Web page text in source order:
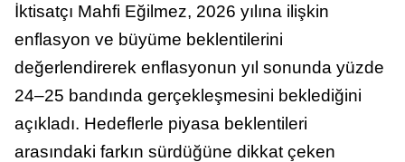
İktisatçı Mahfi Eğilmez, 2026 yılına ilişkin
enflasyon ve büyüme beklentilerini
değerlendirerek enflasyonun yıl sonunda yüzde
24–25 bandında gerçekleşmesini beklediğini
açıkladı. Hedeflerle piyasa beklentileri
arasındaki farkın sürdüğüne dikkat çeken